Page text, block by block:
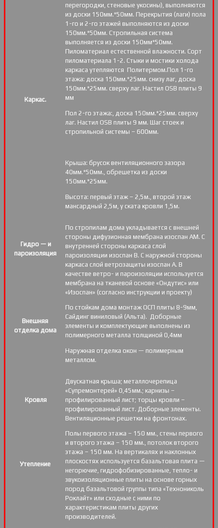
Каркас.
перегородки, стеновые укосины), выполняются
из доски 150мм.*50мм. Перекрытия (лаги) пола
1-го и 2-го этажей выполняются из доски
150мм.*50мм. Стропильная система
выполняется из доски 150мм*50мм.
Пиломатериал естественной влажности. Сорт
пиломатериала 1-2. Стыки и мостики холода
каркаса утепляются Политермом.Пол 1-го
этажа: доска 150мм.*25мм. снизу лаг, доска
150мм.*25мм. сверху лаг. Настил OSB плиты 9
мм
Пол 2-го этажа:, доска 150мм.*25мм. сверху
лаг. Настил OSB плиты 9 мм. Шаг стоек и
стропильной системы – 600мм.
Крыша: брусок вентиляционного зазора
40мм.*50мм., обрешетка из доски
150мм.*25мм.
Высота: первый этаж – 2,5м., второй этаж
мансардный 2,5м, у ската кровли 1,5м.
Гидро — и
пароизоляция
По стропилам дома укладывается с внешней
стороны дифузионная мембрана изоспан АМ. С
внутренней стороны каркаса слой
пароизоляции изоспан В. С наружной стороны
каркаса слой ветрозащиты изоспан А. В
качестве ветро- и пароизоляции используется
мембрана на тканевой основе «Ондутис» или
«Изоспан» (согласно инструкции и проекту)
Внешняя
отделка дома
По стойкам дома монтаж ОСП плиты 8-9мм,
Сайдинг виниловый (Альта). Доборные
элементы и комплектующие выполнены из
полимерного металла толщиной 0,4мм
Наружная отделка окон — полимерным
металлом.
Кровля
Двускатная крыша; металлочерепица
«Супремонтерей» 0,45мм.; карнизы –
профилированный лист; торцы кровли –
профилированный лист. Доборные элементы.
Вентиляционные решетки на фронтонах.
Утепление
Полы первого этажа – 150 мм., стены первого
и второго этажа – 150 мм., потолок второго
этажа – 150 мм. На вертикалях и наклонных
плоскостях используется базальтовая плита —
негорючие, гидрофобизированные, тепло- и
звукоизоляционные плиты на основе горных
пород базальтовой группы типа «Технониколь
Роклайт» или сходные с ними по
характеристикам плиты других
производителей.